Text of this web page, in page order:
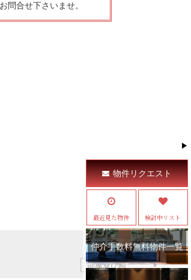
問合せ下さいませ。
物件リクエスト
最近見た物件 検討中リスト
仲介手数料無料物件一覧